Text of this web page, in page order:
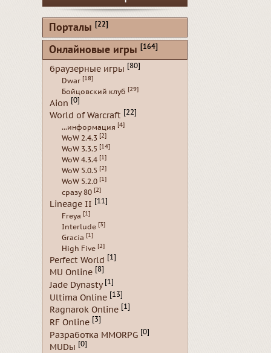
Порталы [22]
Онлайновые игры [164]
браузерные игры [80]
Dwar [18]
Бойцовский клуб [29]
Aion [0]
World of Warcraft [22]
...информация [4]
WoW 2.4.3 [2]
WoW 3.3.5 [14]
WoW 4.3.4 [1]
WoW 5.0.5 [2]
WoW 5.2.0 [1]
сразу 80 [2]
Lineage II [11]
Freya [1]
Interlude [3]
Gracia [1]
High Five [2]
Perfect World [1]
MU Online [8]
Jade Dynasty [1]
Ultima Online [13]
Ragnarok Online [1]
RF Online [3]
Разработка MMORPG [0]
MUDы [0]